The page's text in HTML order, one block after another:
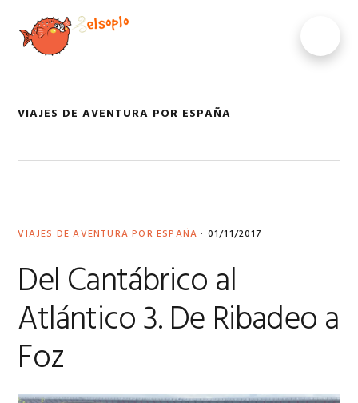
contenido
principal
VIAJES DE AVENTURA POR ESPAÑA
VIAJES DE AVENTURA POR ESPAÑA · 01/11/2017
Del Cantábrico al
Atlántico 3. De Ribadeo a
Foz